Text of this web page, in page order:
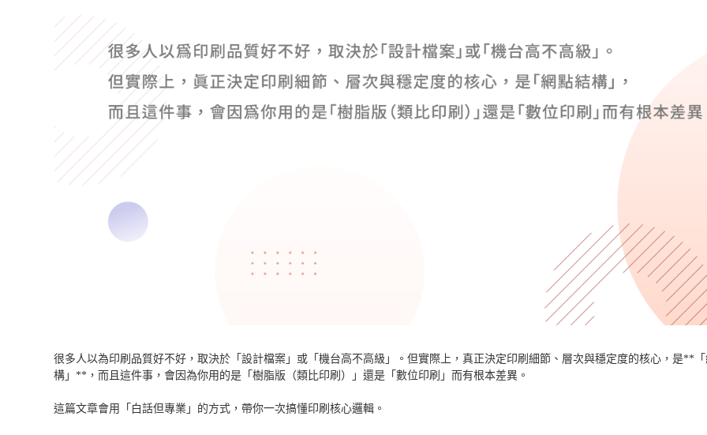
很多人以為印刷品質好不好，取決於「設計檔案」或「機台高不高級」。但實際上，真正決定印刷細節、層次與穩定度的核心，是**
構」**，而且這件事，會因為你用的是「樹脂版（類比印刷）」還是「數位印刷」而有根本差異。
這篇文章會用「白話但專業」的方式，帶你一次搞懂印刷核心邏輯。